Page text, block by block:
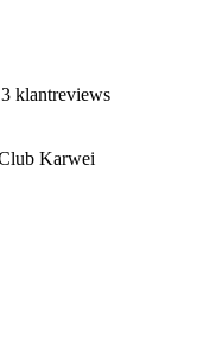
klantreviews
Karwei